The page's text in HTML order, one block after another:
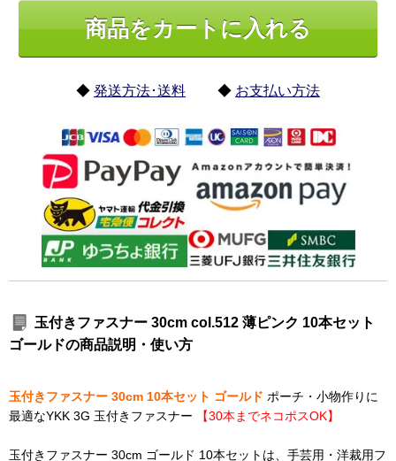
◆ 発送方法･送料 ◆ お支払い方法
玉付きファスナー 30cm col.512 薄ピンク 10本セット
ゴールドの商品説明・使い方
玉付きファスナー 30cm 10本セット ゴールド ポーチ・小物作りに
最適なYKK 3G 玉付きファスナー
【30本までネコポスOK】
玉付きファスナー 30cm ゴールド 10本セットは、手芸用・洋裁用フ